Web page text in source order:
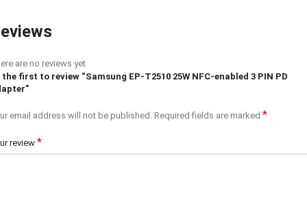
are no reviews yet
the first to review “Samsung EP-T2510 25W NFC-enabled 3 PIN PD
email address will not be published. Required fields are marked *
review *